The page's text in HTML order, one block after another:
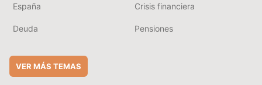
España Crisis financiera
Deuda Pensiones
VER MÁS TEMAS